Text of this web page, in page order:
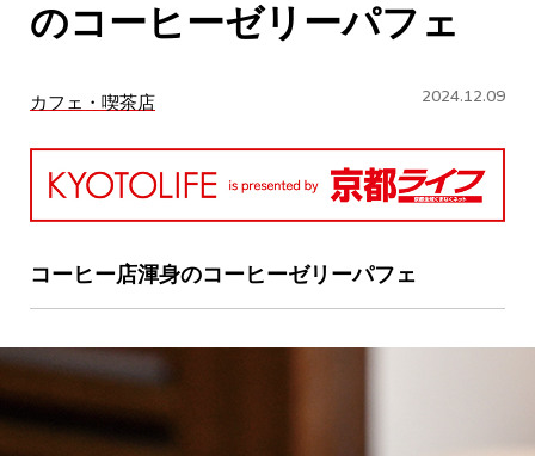
チケットプレゼント応募
MAIN MENU
SERIES
カレーが好き
京都おやつクラブ
のコーヒーゼリーパフェ
カフェ・喫茶店 2024.12.09
コーヒー店渾身のコーヒーゼリーパフェ